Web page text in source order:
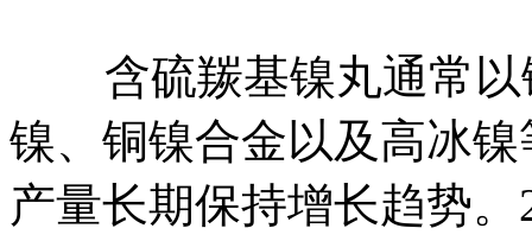
含硫羰基镍丸通常以
镍、铜镍合金以及高冰
产量长期保持增长趋势